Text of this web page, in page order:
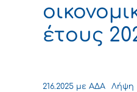
έτους
216.2025 με ΑΔΑ Λήψη